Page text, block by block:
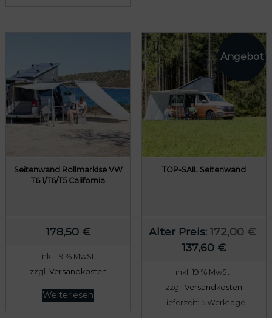
Seitenwand Rollmarkise VW
T6.1/T6/T5 California
178,50 €
inkl. 19 % MwSt.
zzgl. Versandkosten
Weiterlesen
TOP-SAIL Seitenwand
Alter Preis: 172,00€
U
s
p
137,60 €A
t
u
inkl. 19 % MwSt.
zzgl.Versandkosten
Lieferzeit: 5 Werktage